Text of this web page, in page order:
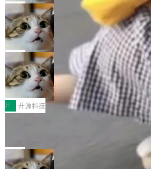
工具升级为企业的质量基础设施。 CIO面对的
现实 过去两年，CIO们的焦虑清单上多了两项
一是如何让大模型和智能体应用安全地从PoC
向生产，二是如何让测试团队跟得上AI应用...
章从一个简单的例子切入。一个网站的深色主
设置，如果用布尔值 + 可空字段来表示
ean 表示是否可切换，nullable 的默认模式、
色方案、深色方案——会产生大量无意义的组
合。方案缺了、配置冲突了、全 null 了。要知
哪些组合有效，作者说，你得靠"文档、校验、
者部落知识"。 换个写法。Rust 的 enum，两
变体：Switchable...
S。如果你只看官方博客，你会觉得这是又一
个"AI 知识库 + 聊天机器人"——每个大厂都在
做，没什么新鲜的。 但 Kenton Varda 在
r 上把事情说清楚了： 今天我们发布了
re OS，一个带连接器的聊天机器人，跟其他
有科技公司做的一样。只不过，实际上它不一
样。这是 Sandstorm.io 的重制版，我十年前的
那个创业公司。不同的是，这次它构建在
lare Workers 上——我花了九年时间搭建的平
——并且深度集成了 AI。这基本上是我十年秘
局
Deno 团队开源 Celld，可自托管的分
布式 Durable Objects
Ryan Dahl 领导的 Deno 团队推出了最新开源
目 Celld，一个能在自己机器上运行
Workers 和 Durable Objects 的守护进程。 设
计思路很直接：每个对象是一个独立的 SQLite
数据库，按名称寻址，复制到你自己的 S3 兼
存储库里。节点之间只通过这个存储库协调
没有控制平面，没有共识协议。每个对象自带
个小型数据库，应用天然按分片构建，单个数据
库的竞争和爆炸半径问题在设计层面就被消除
了。 闲置的 cell 会休眠到几乎不占资源。当
l 迁移或唤醒时，新宿主从 S3 恢复 SQLite 数
局
鲁大师7月新机性能/流畅/AI榜：vivo夺
性能、流畅双第一，三星Galaxy Z系列
新折叠缺席
2026年7月的手机市场，由于存储等硬件成本
增，手机厂商的日子也不好过啊，新机速度明
放缓，因此硝烟味淡了许多。新机参数规格除
Fold8 / Z Flip8）外，其余要么是中低端机器
例如iQOO Z11i、REDMI Note 17、REDMI
te 17 Pro、OPPO K15，要么是vivo X300 E
开 开源科技
Zed 编辑器团队发布了新项目——DeltaDB，一
个在 git commit 之间记录每一次编辑操作的版
本控制系统。目前处于 Early Access 阶段。
局